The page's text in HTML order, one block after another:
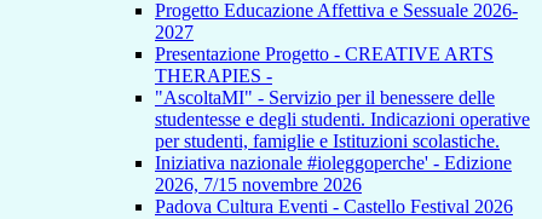
Progetto Educazione Affettiva e Sessuale 2026-
2027
Presentazione Progetto - CREATIVE ARTS
THERAPIES -
"AscoltaMI" - Servizio per il benessere delle
studentesse e degli studenti. Indicazioni operative
per studenti, famiglie e Istituzioni scolastiche.
Iniziativa nazionale #ioleggoperche' - Edizione
2026, 7/15 novembre 2026
Padova Cultura Eventi - Castello Festival 2026